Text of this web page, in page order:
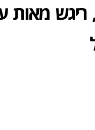
ריגש מאות